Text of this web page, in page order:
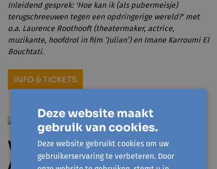
Inleidend gesprek: 'Hoe kan ik (als pubermeisje)
terugschreeuwen tegen een opdringerige wereld?' met
o.a. Laurence Roothooft (theatermaker, actrice,
muzikante, hoofdrol in film ‘Julian’) en Imane Karroumi El
Bouchtati.
INFO & TICKETS
Woensdag 18/03: Audrey
Apers – UNDER YOUR SPELL |
Deze website maakt
gebruik van cookies.
Deze website gebruikt cookies om uw
gebruikerservaring te verbeteren. Door